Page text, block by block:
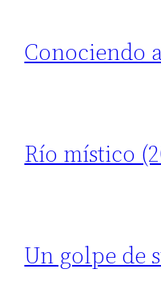
Conociendo
Río místico
Un golpe de